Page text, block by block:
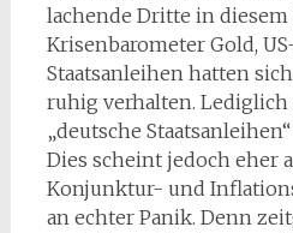
lachende Dritte in
Krisenbarometer Gold,
Staatsanleihen hatten
ruhig verhalten.
„deutsche
Dies scheint jedoch eher
Konjunktur- und
an echter Panik. Denn